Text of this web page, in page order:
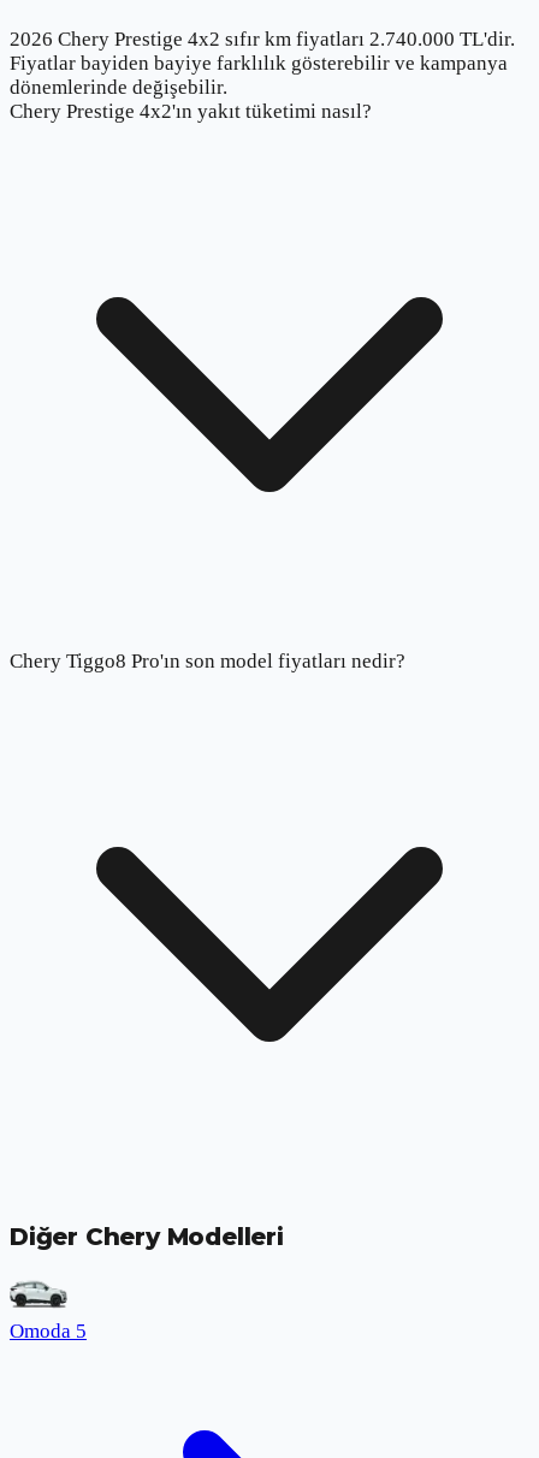
2026 Chery Prestige 4x2 sıfır km fiyatları 2.740.000 TL'dir.
Fiyatlar bayiden bayiye farklılık gösterebilir ve kampanya
dönemlerinde değişebilir.
Chery Prestige 4x2'ın yakıt tüketimi nasıl?
Chery Tiggo8 Pro'ın son model fiyatları nedir?
Diğer Chery Modelleri
Omoda 5